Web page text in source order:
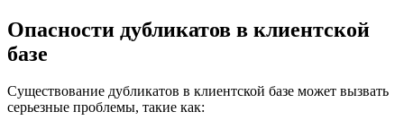
Опасности дубликатов в клиентской
базе
Существование дубликатов в клиентской базе может вызвать
серьезные проблемы, такие как: